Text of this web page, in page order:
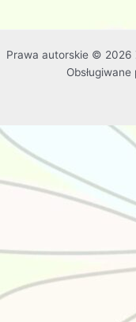
Prawa autorskie © 2026
Obsługiwane